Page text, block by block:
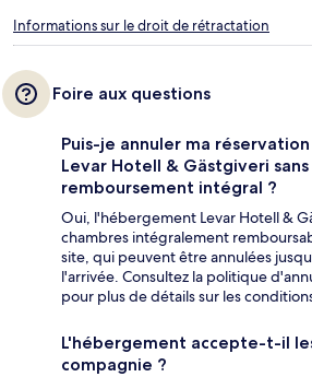
Informations sur le droit de rétractation
Foire aux questions
Puis-je annuler ma
Levar Hotell & Gästgiveri
remboursement intégral ?
Oui, l'hébergement Levar Hotell &
chambres intégralement
site, qui peuvent être annulées
l'arrivée. Consultez la politique
pour plus de détails sur les
L'hébergement accepte-t-il
compagnie ?